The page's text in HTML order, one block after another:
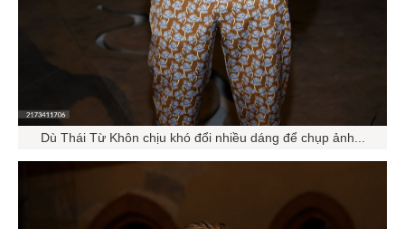
Dù Thái Từ Khôn chịu khó đổi nhiều dáng để chụp ảnh...